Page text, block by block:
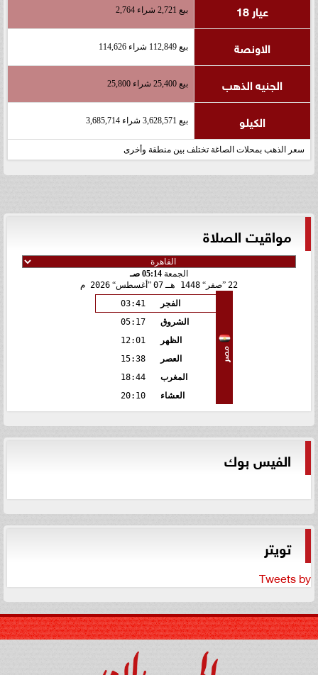
عيار 18 بيع 2,721 شراء 2,764
الاونصة بيع 112,849 شراء 114,626
الجنيه الذهب بيع 25,400 شراء 25,800
الكيلو بيع 3,628,571 شراء 3,685,714
سعر الذهب بمحلات الصاغة تختلف بين منطقة وأخرى
مواقيت الصلاة
الجمعة 05:14 صـ
22 صفر 1448 هـ 07 أغسطس 2026 م
مصر
الفجر
03:41
الشروق
05:17
الظهر
12:01
العصر
15:38
المغرب
18:44
العشاء
20:10
الفيس بوك
تويتر
Tweets by